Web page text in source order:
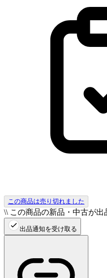
この商品は売り切れました
\\ この商品の新品・中古が
出品通知を受け取る